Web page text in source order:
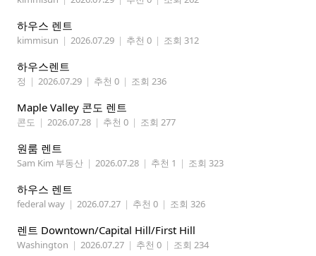
하우스 렌트
kimmisun | 2026.07.29 | 추천 0 | 조회 312
하우스렌트
정 | 2026.07.29 | 추천 0 | 조회 236
Maple Valley 콘도 렌트
콘도 | 2026.07.28 | 추천 0 | 조회 277
원룸 렌트
Sam Kim 부동산 | 2026.07.28 | 추천 1 | 조회 323
하우스 렌트
federal way | 2026.07.27 | 추천 0 | 조회 326
렌트 Downtown/Capital Hill/First Hill
Washington | 2026.07.27 | 추천 0 | 조회 234